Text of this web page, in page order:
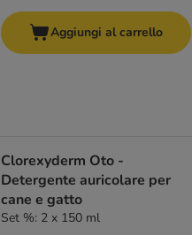
Aggiungi al carrello
Clorexyderm Oto -
Detergente auricolare per
cane e gatto
Set %: 2 x 150 ml